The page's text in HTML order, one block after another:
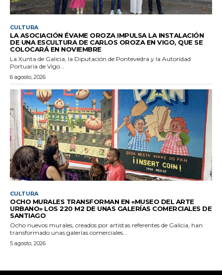
CULTURA
LA ASOCIACIÓN ÉVAME OROZA IMPULSA LA INSTALACIÓN
DE UNA ESCULTURA DE CARLOS OROZA EN VIGO, QUE SE
COLOCARÁ EN NOVIEMBRE
La Xunta de Galicia, la Diputación de Pontevedra y la Autoridad
Portuaria de Vigo...
6 agosto, 2026
CULTURA
OCHO MURALES TRANSFORMAN EN «MUSEO DEL ARTE
URBANO» LOS 220 M2 DE UNAS GALERÍAS COMERCIALES DE
SANTIAGO
Ocho nuevos murales, creados por artistas referentes de Galicia, han
transformado unas galerías comerciales...
5 agosto, 2026